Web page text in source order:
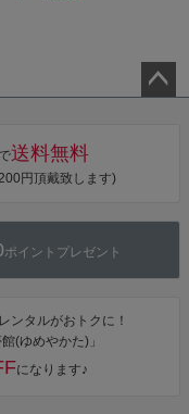
【メール便不
KIMONOMAC
HI オリジナル
【メール便不
送料無料
円頂戴致します)
ポイントプレゼント
ンタルがおトクに！
(ゆめやかた)」
になります♪